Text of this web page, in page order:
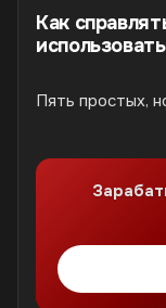
Как
Пять простых,